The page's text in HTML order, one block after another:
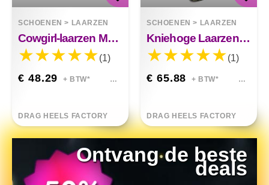
SCHOENEN > LAARZEN
Cowgirl-laarzen Met Hoge Hakken
(1)
€ 48.29 + BTW*
DRAG HEELS FACTORY
SCHOENEN > LAARZEN
Kniehoge Laarzen Met Vierkante Kop En Dikke Hak
(1)
€ 65.88 + BTW*
DRAG HEELS FACTORY
Ontvang de beste
deals